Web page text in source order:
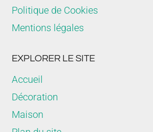
Politique de Cookies
Mentions légales
EXPLORER LE SITE
Accueil
Décoration
Maison